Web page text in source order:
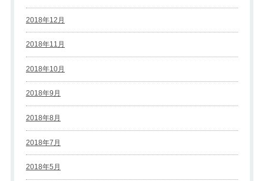
2018年12月
2018年11月
2018年10月
2018年9月
2018年8月
2018年7月
2018年5月